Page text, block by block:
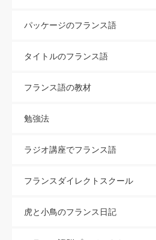
パッケージのフランス語
タイトルのフランス語
フランス語の教材
勉強法
ラジオ講座でフランス語
フランスダイレクトスクール
虎と小鳥のフランス日記